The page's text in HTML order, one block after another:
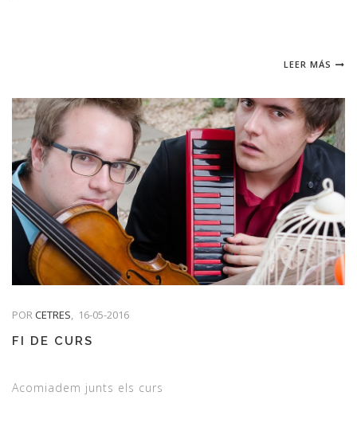
LEER MÁS
PORCETRES, 16-05-2016
FI DE CURS
Acomiadem junts els curs